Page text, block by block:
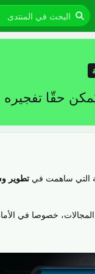
التي ساهمت في تطوير
خصوصا في